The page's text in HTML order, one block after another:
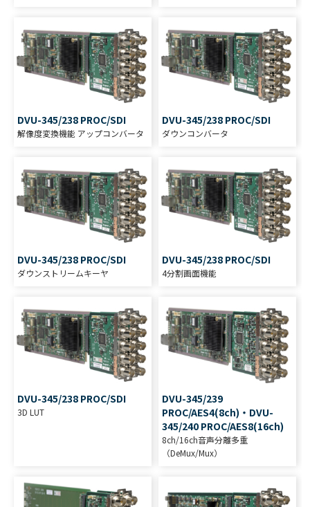
DVU-345/238 PROC/SDI
解像度変換機能 アップコンバータ
DVU-345/238 PROC/SDI
ダウンコンバータ
DVU-345/238 PROC/SDI
ダウンストリームキーヤ
DVU-345/238 PROC/SDI
4分割画面機能
DVU-345/238 PROC/SDI
3D LUT
DVU-345/239
PROC/AES4(8ch)・DVU-
345/240 PROC/AES8(16ch)
8ch/16ch音声分離多重
（DeMux/Mux）